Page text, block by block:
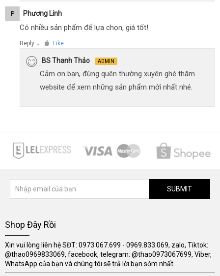
P Phương Linh
Có nhiều sản phẩm để lựa chọn, giá tốt!
Reply ● Like
BS Thanh Thảo ADMIN
Cảm ơn bạn, đừng quên thường xuyên ghé thăm
website để xem những sản phẩm mới nhất nhé.
SUBMIT
Shop Đây Rồi
Xin vui lòng liên hệ SĐT: 0973.067.699 - 0969.833.069, zalo, Tiktok:
@thao0969833069, facebook, telegram: @thao0973067699, Viber,
WhatsApp của bạn và chúng tôi sẽ trả lời bạn sớm nhất.